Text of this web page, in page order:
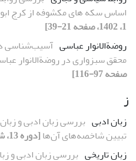
اساس سکه های مکشوفه از کرج
1، 1402، صفحه 21-39]
روضة‌الانوار عباسی آسیب‌شناسی
محقق سبزواری در روضةالانوار
صفحه 97-116]
ز
زبان ‏ادبی بررسی زبان ادبی و
تبیین شاخصه‌های آن‌ها[دوره 13، شماره 4، 1402، صفحه 69-88]
زبان تاریخی بررسی زبان ادبی و